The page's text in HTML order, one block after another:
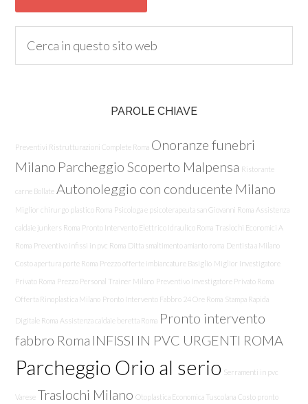
PAROLE CHIAVE
Preventivi Ristrutturazioni Complete Roma Onoranze funebri
Milano Parcheggio Scoperto Malpensa Ristorante
carne Bollate Autonoleggio con conducente Milano
Miglior chirurgo plastico Roma Psicologa e psicoterapeuta san Giovanni Roma Assistenza
caldaie junkers Roma Pronto Intervento Elettrico Idraulico Roma Traslochi Economici A
Roma Preventivo infissi in pvc Roma Ditta smaltimento amianto roma Dentista a Milano
Costo apertura porte Roma Prezzo offerte imbiancature Basiglio Miglior Investigatore
Privato Roma Prezzo Personal Trainer Milano Preventivo Investigatore Privato Roma
Offerta Rinoplastica Milano Pronto Intervento Fabbro 24 Ore Roma Stampa Rapida
Digitale Roma Assistenza caldaie beretta Roma Pronto intervento
fabbro Roma INFISSI IN PVC URGENTI ROMA
Parcheggio Orio al serio Serramenti in pvc
Varese Traslochi Milano Otoplastica Economica Tuscolana Costo pronto